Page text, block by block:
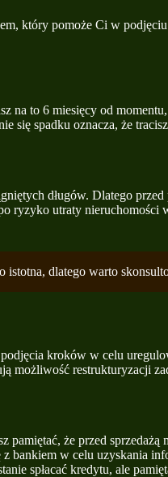
który pomoże Ci w
na to 6 miesięcy od
się spadku oznacza, że
długów. Dlatego
ryzyko utraty
dlatego warto
kroków w celu
możliwość restrukturyzacji
pamiętać, że przed
w celu uzyskania
spłacać kredytu, ale